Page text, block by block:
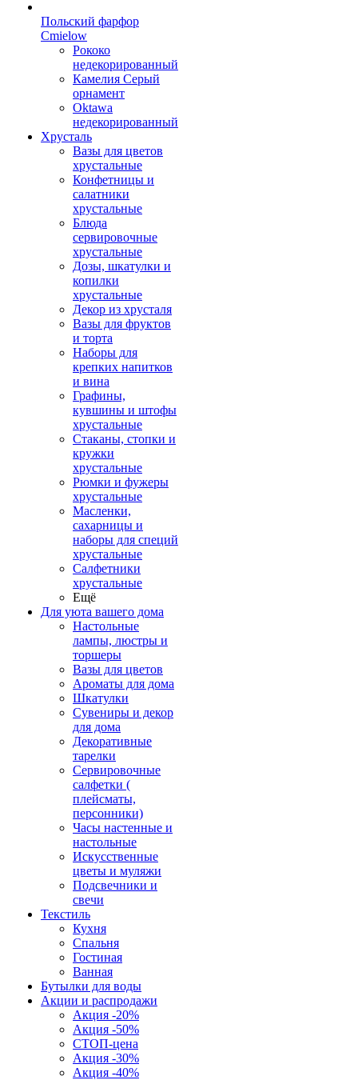
Польский фарфор
Сmielow
Рококо
недекорированный
Камелия Серый
орнамент
Oktawa
недекорированный
Хрусталь
Вазы для цветов
хрустальные
Конфетницы и
салатники
хрустальные
Блюда
сервировочные
хрустальные
Дозы, шкатулки и
копилки
хрустальные
Декор из хрусталя
Вазы для фруктов
и торта
Наборы для
крепких напитков
и вина
Графины,
кувшины и штофы
хрустальные
Стаканы, стопки и
кружки
хрустальные
Рюмки и фужеры
хрустальные
Масленки,
сахарницы и
наборы для специй
хрустальные
Салфетники
хрустальные
Ещё
Для уюта вашего дома
Настольные
лампы, люстры и
торшеры
Вазы для цветов
Ароматы для дома
Шкатулки
Сувениры и декор
для дома
Декоративные
тарелки
Сервировочные
салфетки (
плейсматы,
персонники)
Часы настенные и
настольные
Искусственные
цветы и муляжи
Подсвечники и
свечи
Текстиль
Кухня
Спальня
Гостиная
Ванная
Бутылки для воды
Акции и распродажи
Акция -20%
Акция -50%
СТОП-цена
Акция -30%
Акция -40%